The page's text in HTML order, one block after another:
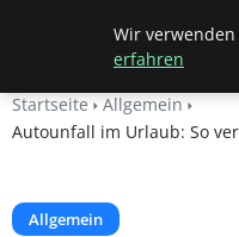
Beyond Surface
Startseite
Allgemein
Autounfall im Urlaub: So
Allgemein
Wir
erfahren